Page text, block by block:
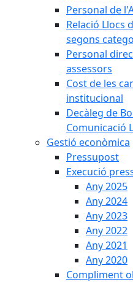
Personal de
Relació Llocs
segons
Personal
assessors
Cost de les
institucional
Decàleg de
Comunicació
Gestió econòmica
Pressupost
Execució
Any 2025
Any 2024
Any 2023
Any 2022
Any 2021
Any 2020
Compliment